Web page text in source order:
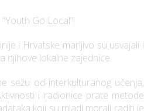
Go Local”!
i Hrvatske marljivo su usvajali i
njihove lokalne zajednice.
sežu od interkulturanog učenja,
i radionice prate metode
koji su mladi morali raditi je